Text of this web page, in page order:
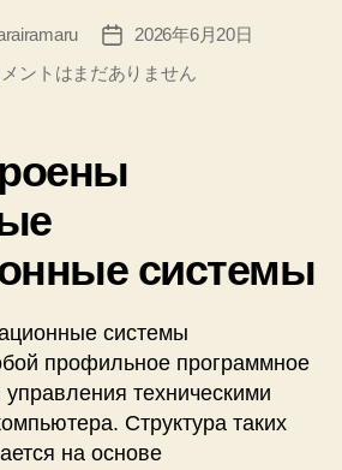
投
稿
日
2026年6月20日
メントはまだありません
системы
системы
профильное программное
техническими
Структура таких
на основе